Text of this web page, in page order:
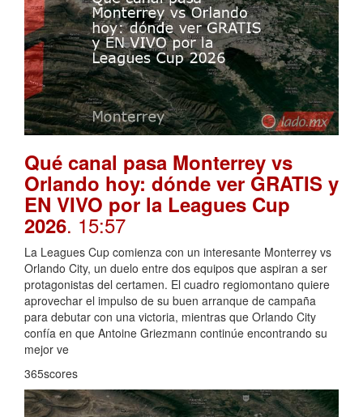
Qué canal pasa Monterrey vs
Orlando hoy: dónde ver GRATIS y
EN VIVO por la Leagues Cup
2026. 15:57
La Leagues Cup comienza con un interesante Monterrey vs
Orlando City, un duelo entre dos equipos que aspiran a ser
protagonistas del certamen. El cuadro regiomontano quiere
aprovechar el impulso de su buen arranque de campaña
para debutar con una victoria, mientras que Orlando City
confía en que Antoine Griezmann continúe encontrando su
mejor ve
365scores